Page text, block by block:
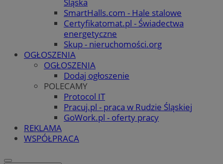
SmartHalls.com - Hale stalowe
Certyfikatomat.pl - Świadectwa
energetyczne
Skup - nieruchomości.org
OGŁOSZENIA
OGŁOSZENIA
Dodaj ogłoszenie
POLECAMY
Protocol IT
Pracuj.pl - praca w Rudzie Śląskiej
GoWork.pl - oferty pracy
REKLAMA
WSPÓŁPRACA